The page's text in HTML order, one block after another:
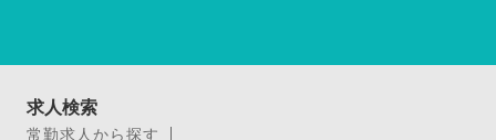
求人検索
常勤求人から探す